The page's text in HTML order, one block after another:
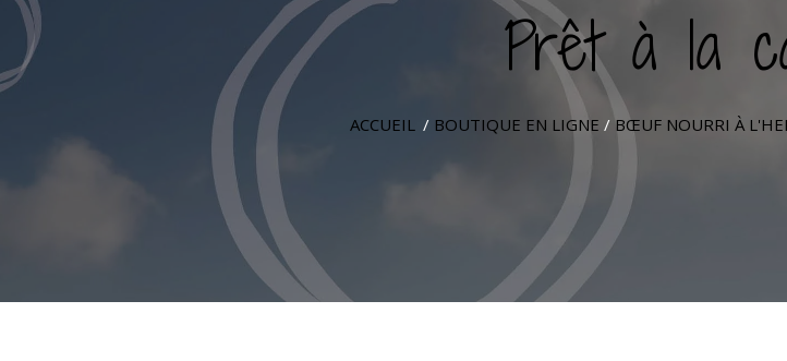
Prêt à la
ACCUEIL / BOUTIQUE EN LIGNE / BŒUF NOURRI À